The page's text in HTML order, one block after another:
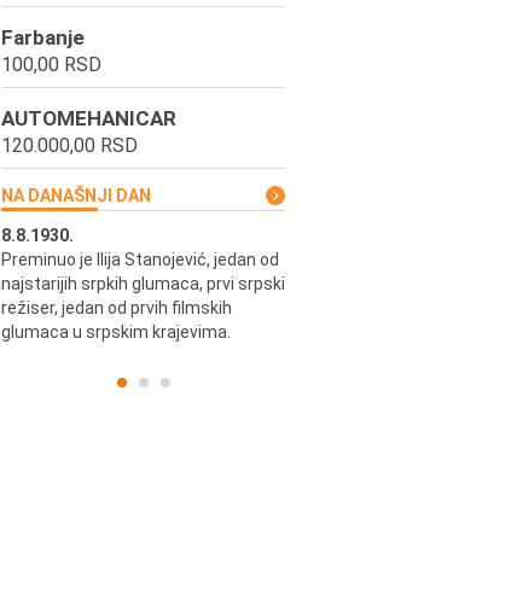
Farbanje
100,00 RSD
AUTOMEHANICAR
120.000,00 RSD
NA DANAŠNJI DAN
8.8.1930.
Preminuo je Ilija Stanojević, jedan od
najstarijih srpkih glumaca, prvi srpski
režiser, jedan od prvih filmskih
glumaca u srpskim krajevima.